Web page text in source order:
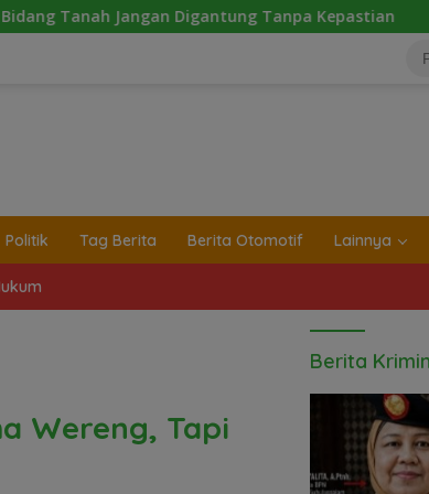
Tanpa Kepastian Laporan Wartawan
Politik Tag Berita Berita Otomotif Lainnya
Wereng, Tapi
Berita